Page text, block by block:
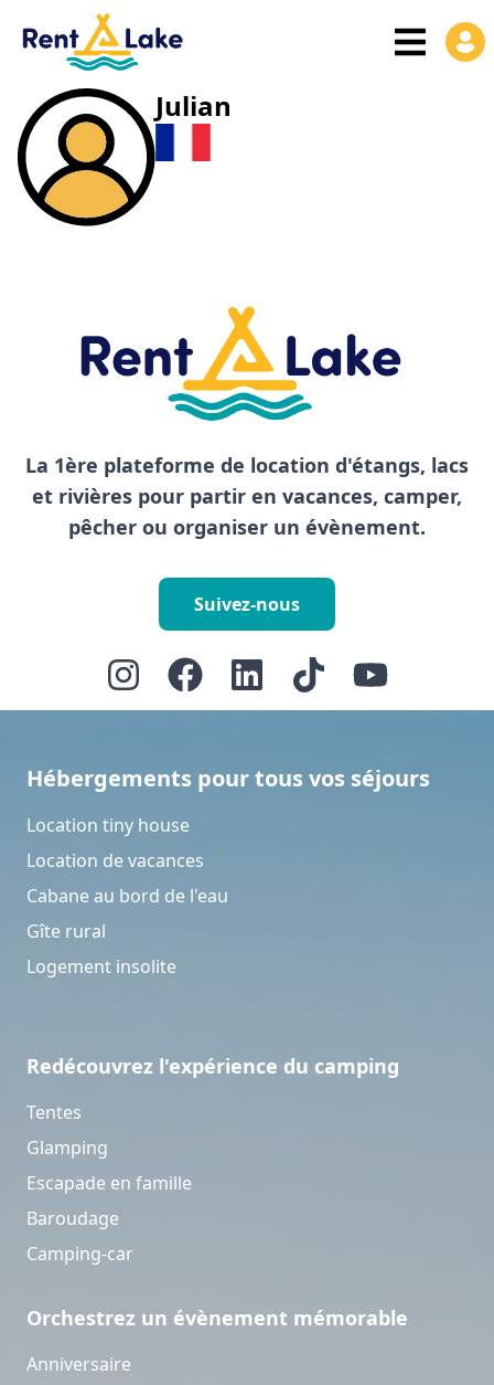
Julian
La 1ère plateforme de location d'étangs, lacs
et rivières pour partir en vacances, camper,
pêcher ou organiser un évènement.
Suivez-nous
Hébergements pour tous vos séjours
Location tiny house
Location de vacances
Cabane au bord de l'eau
Gîte rural
Logement insolite
Redécouvrez l'expérience du camping
Tentes
Glamping
Escapade en famille
Baroudage
Camping-car
Orchestrez un évènement mémorable
Anniversaire